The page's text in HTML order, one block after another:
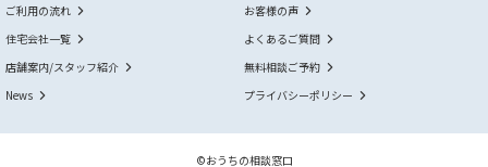
ご利用の流れ
お客様の声
住宅会社一覧
よくあるご質問
店舗案内/スタッフ紹介
無料相談ご予約
News
プライバシーポリシー
©おうちの相談窓口